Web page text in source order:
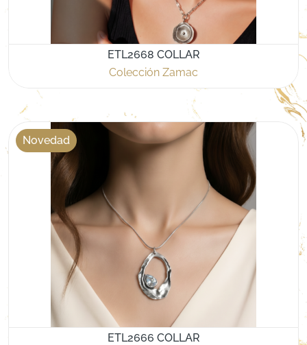
ETL2668 COLLAR
Colección Zamac
Novedad
ETL2666 COLLAR